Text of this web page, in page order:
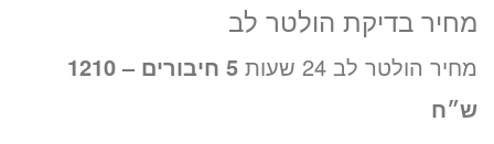
מחיר בדיקת הולטר לב
מחיר הולטר לב 24 שעות
5 חיבורים – 1210
ש״ח